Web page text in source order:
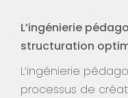
L’ingénierie
structuration
L’ingénierie
processus de